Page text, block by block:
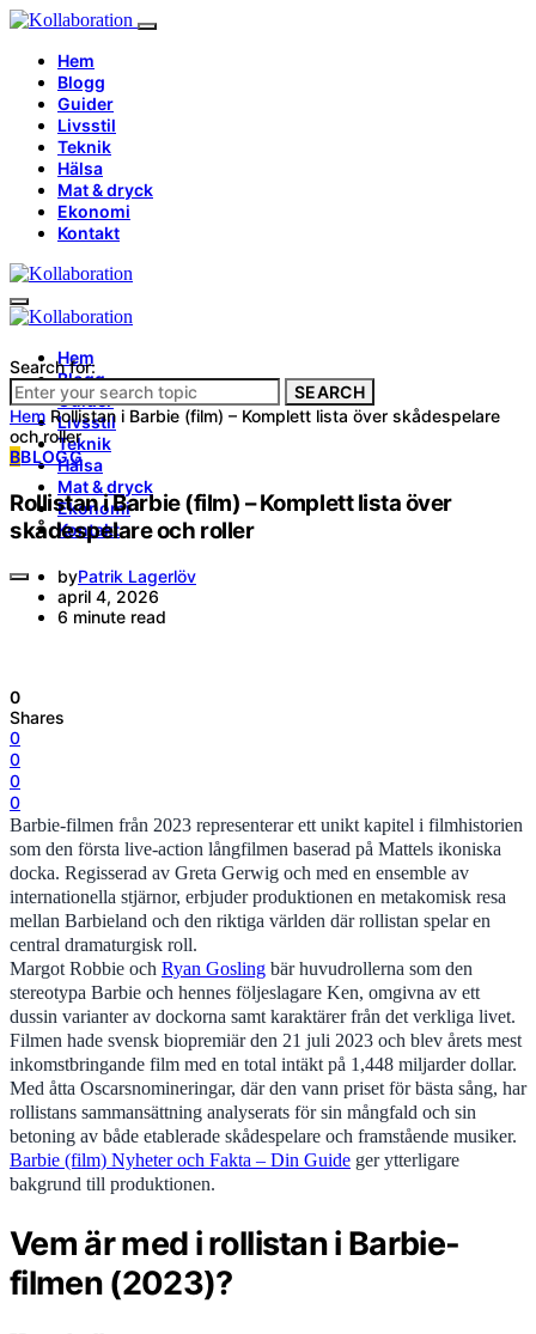
Hem
Blogg
Guider
Livsstil
Teknik
Hälsa
Mat & dryck
Ekonomi
Kontakt
Hem
Blogg
Guider
Livsstil
Teknik
Hälsa
Mat & dryck
Ekonomi
Kontakt
Search for:
SEARCH
Hem Rollistan i Barbie (film) – Komplett lista över skådespelare
och roller
BBLOGG
Rollistan i Barbie (film) – Komplett lista över
skådespelare och roller
byPatrik Lagerlöv
april 4, 2026
6 minute read
0
Shares
0
0
0
0
Barbie-filmen från 2023 representerar ett unikt kapitel i filmhistorien
som den första live-action långfilmen baserad på Mattels ikoniska
docka. Regisserad av Greta Gerwig och med en ensemble av
internationella stjärnor, erbjuder produktionen en metakomisk resa
mellan Barbieland och den riktiga världen där rollistan spelar en
central dramaturgisk roll.
Margot Robbie och Ryan Gosling bär huvudrollerna som den
stereotypa Barbie och hennes följeslagare Ken, omgivna av ett
dussin varianter av dockorna samt karaktärer från det verkliga livet.
Filmen hade svensk biopremiär den 21 juli 2023 och blev årets mest
inkomstbringande film med en total intäkt på 1,448 miljarder dollar.
Med åtta Oscarsnomineringar, där den vann priset för bästa sång, har
rollistans sammansättning analyserats för sin mångfald och sin
betoning av både etablerade skådespelare och framstående musiker.
Barbie (film) Nyheter och Fakta – Din Guide ger ytterligare
bakgrund till produktionen.
Vem är med i rollistan i Barbie-
filmen (2023)?